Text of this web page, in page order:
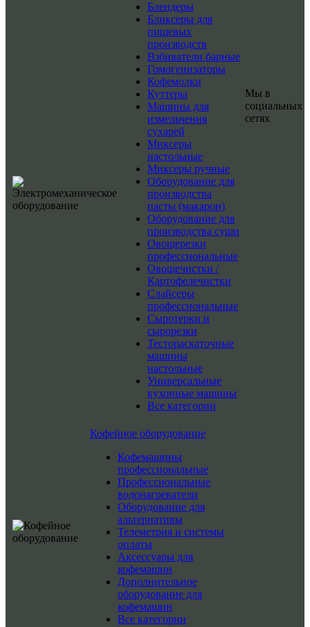
Блендеры
Бликсеры для
пищевых
производств
Взбиватели барные
Гомогенизаторы
Кофемолки
Куттеры
Машины для
измельчения
сухарей
Миксеры
настольные
Миксеры ручные
Оборудование для
производства
пасты (макарон)
Оборудование для
производства суши
Овощерезки
профессиональные
Овощечистки /
Картофелечистки
Слайсеры
профессиональные
Сыротерки и
сырорезки
Тестораскаточные
машины
настольные
Универсальные
кухонные машины
Все категории
Кофейное оборудование
Кофемашины
профессиональные
Профессиональные
водонагреватели
Оборудование для
альтернативы
Телеметрия и системы
оплаты
Аксессуары для
кофемашин
Дополнительное
оборудование для
кофемашин
Все категории
Мы в
социальных
сетях